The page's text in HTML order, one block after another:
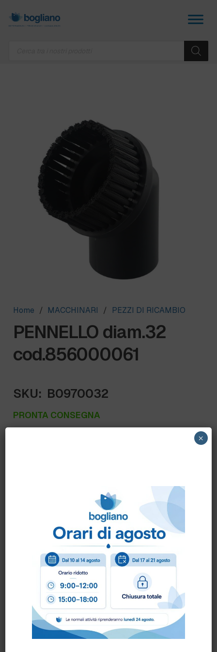
Home / MACCHINARI / PEZZI DI RICAMBIO
PENNELLO diam.32
cod.856000061
SKU: B0970032
PRONTA CONSEGNA
Puoi ordinare chiamando al0172 478161
oppure
info@bogliano.it.
Per ogni informazione siamo a disposizione.
Prodotti correlati
×